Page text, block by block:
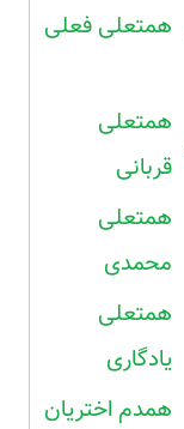
همتعلی فعلی
همتعلی
قربانی
همتعلی
محمدی
همتعلی
یادگاری
همدم اختریان